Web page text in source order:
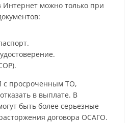
можно только при
с просроченным ТО,
в выплате. В
быть более серьезные
договора ОСАГО.